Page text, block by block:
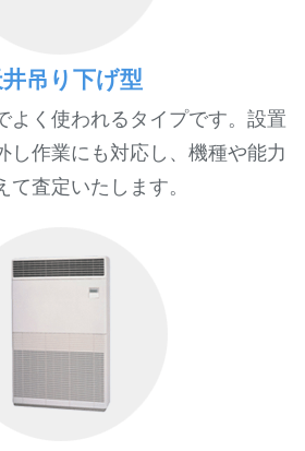
吊り下げ型
よく使われるタイプです。設置
し作業にも対応し、機種や能力
て査定いたします。